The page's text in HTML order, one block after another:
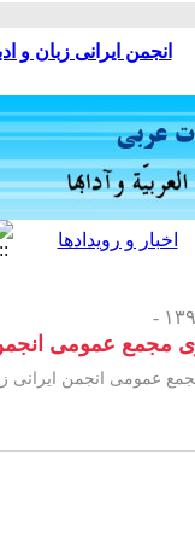
انجمن ایرانی زبان و
عمومی انجمن
انجمن ایرانی زبان و ادبیات